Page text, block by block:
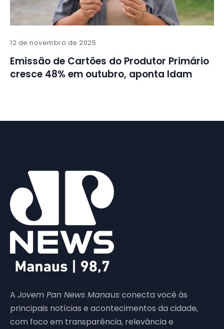
12 de novembro de 2025
Emissão de Cartões do Produtor Primário
cresce 48% em outubro, aponta Idam
A Jovem Pan News Manausconecta você às
principais notícias e acontecimentos da cidade,
com foco em transparência, relevância e